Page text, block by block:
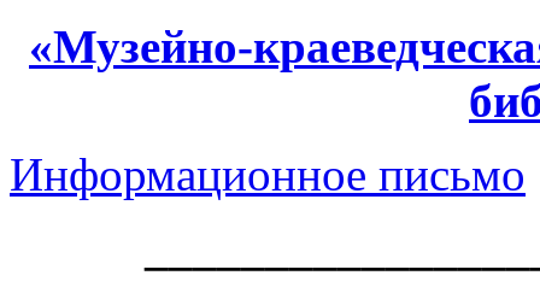
«Музейно-
Информационное письмо